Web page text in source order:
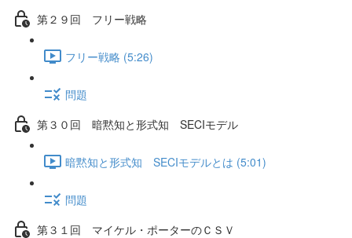
第２９回 フリー戦略
フリー戦略 (5:26)
問題
第３０回 暗黙知と形式知 SECIモデル
暗黙知と形式知 SECIモデルとは (5:01)
問題
第３１回 マイケル・ポーターのＣＳＶ